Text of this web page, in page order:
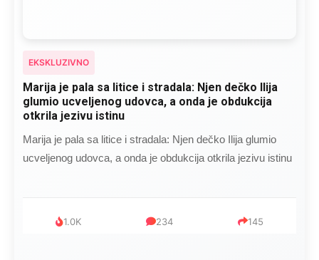
EKSKLUZIVNO
Marija je pala sa litice i stradala: Njen dečko Ilija
glumio ucveljenog udovca, a onda je obdukcija
otkrila jezivu istinu
Marija je pala sa litice i stradala: Njen dečko Ilija glumio
ucveljenog udovca, a onda je obdukcija otkrila jezivu istinu
1.0K 234 145